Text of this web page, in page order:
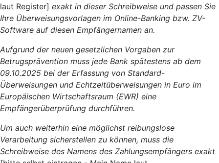
laut Register] exakt in dieser Schreibweise und passen Sie
Ihre Überweisungsvorlagen im Online-Banking bzw. ZV-
Software auf diesen Empfängernamen an.
Aufgrund der neuen gesetzlichen Vorgaben zur
Betrugsprävention muss jede Bank spätestens ab dem
09.10.2025 bei der Erfassung von Standard-
Überweisungen und Echtzeitüberweisungen in Euro im
Europäischen Wirtschaftsraum (EWR) eine
Empfängerüberprüfung durchführen.
Um auch weiterhin eine möglichst reibungslose
Verarbeitung sicherstellen zu können, muss die
Schreibweise des Namens des Zahlungsempfängers exakt